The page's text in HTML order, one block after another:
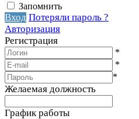
Запомнить
Вход Потеряли пароль ?
Авторизация
Регистрация
*
*
*
Желаемая должность
График работы